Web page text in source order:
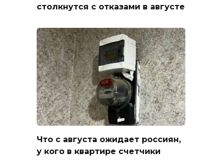
столкнутся с отказами в августе
Что с августа ожидает россиян,
у кого в квартире счетчики